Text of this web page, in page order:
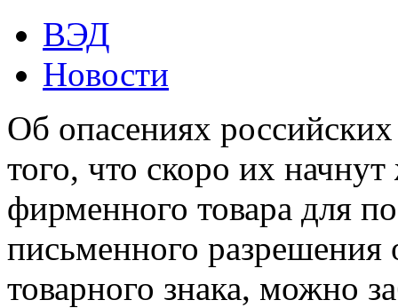
ВЭД
Новости
Об опасениях
того, что скоро их начнут
фирменного товара для
письменного разрешения
товарного знака, можно